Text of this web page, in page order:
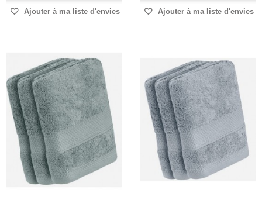
Ajouter à ma liste d'envies Ajouter à ma liste d'envies